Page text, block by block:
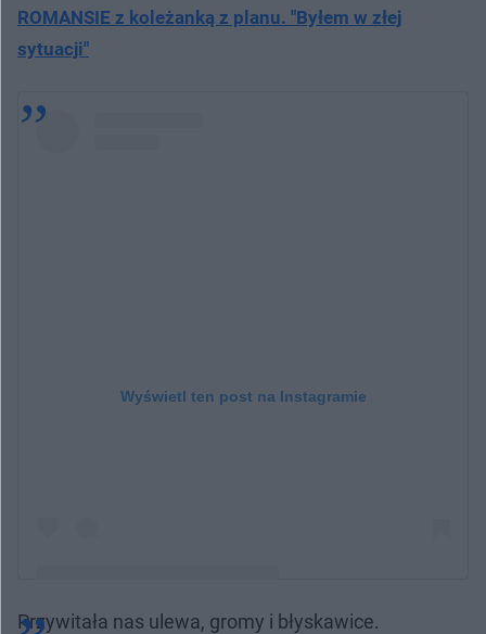
ROMANSIE z koleżanką z planu. "Byłem w złej
sytuacji"
Wyświetl ten post na Instagramie
Przywitała nas ulewa, gromy i błyskawice.